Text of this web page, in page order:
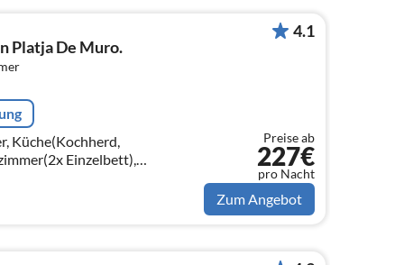
Platja De Muro.
Küche(Kochherd,
Einzelbett),
4.1
Preise ab
227€
pro Nacht
Zum Angebot